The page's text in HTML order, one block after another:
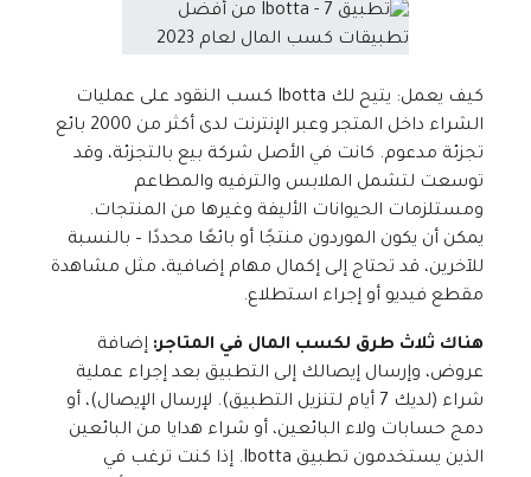
كيف يعمل: يتيح لك Ibotta كسب النقود على عمليات
الشراء داخل المتجر وعبر الإنترنت لدى أكثر من 2000 بائع
تجزئة مدعوم. كانت في الأصل شركة بيع بالتجزئة، وقد
توسعت لتشمل الملابس والترفيه والمطاعم
ومستلزمات الحيوانات الأليفة وغيرها من المنتجات.
يمكن أن يكون الموردون منتجًا أو بائعًا محددًا – بالنسبة
للآخرين، قد تحتاج إلى إكمال مهام إضافية، مثل مشاهدة
مقطع فيديو أو إجراء استطلاع.
هناك ثلاث طرق لكسب المال في المتاجر: إضافة
عروض، وإرسال إيصالك إلى التطبيق بعد إجراء عملية
شراء (لديك 7 أيام لتنزيل التطبيق). لإرسال الإيصال)، أو
دمج حسابات ولاء البائعين، أو شراء هدايا من البائعين
الذين يستخدمون تطبيق Ibotta. إذا كنت ترغب في